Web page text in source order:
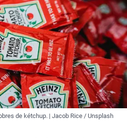
de kétchup. | Jacob Rice / Unsplash